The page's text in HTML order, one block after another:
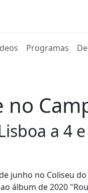
Programas
no
a 4
junho no Coliseu
álbum de 2020